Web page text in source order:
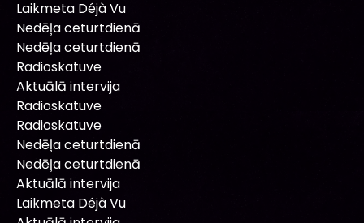
Laikmeta Déjà Vu
Nedēļa ceturtdienā
Nedēļa ceturtdienā
Radioskatuve
Aktuālā intervija
Radioskatuve
Radioskatuve
Nedēļa ceturtdienā
Nedēļa ceturtdienā
Aktuālā intervija
Laikmeta Déjà Vu